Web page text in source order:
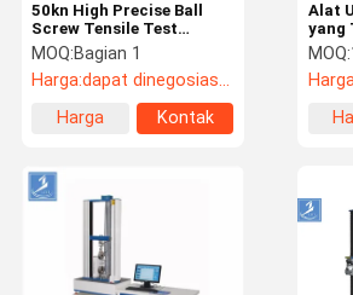
50kn High Precise Ball
Screw Tensile Test
Equipment Untuk Uji
Kekuatan Tahan Rebar
MOQ:Bagian 1
Harga:dapat dinegosiasikan
Harga
Kontak
Alat
yang
Tarik
MOQ: